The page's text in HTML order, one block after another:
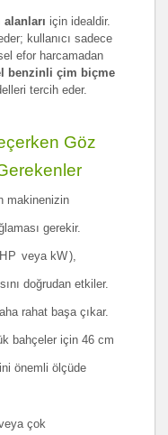
için idealdir.
kullanıcı sadece
efor harcamadan
benzinli çim biçme
tercih eder.
Göz
makinenizin
gerekir.
H P veya kW),
doğrudan etkiler.
rahat başa çıkar.
bahçeler için 46 cm
önemli ölçüde
çok